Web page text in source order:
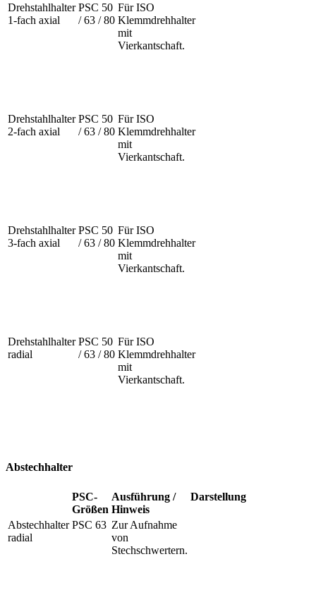
Drehstahlhalter
1-fach axial
PSC 50
/ 63 / 80
Für ISO
Klemmdrehhalter
mit
Vierkantschaft.
Drehstahlhalter
2-fach axial
PSC 50
/ 63 / 80
Für ISO
Klemmdrehhalter
mit
Vierkantschaft.
Drehstahlhalter
3-fach axial
PSC 50
/ 63 / 80
Für ISO
Klemmdrehhalter
mit
Vierkantschaft.
Drehstahlhalter
radial
PSC 50
/ 63 / 80
Für ISO
Klemmdrehhalter
mit
Vierkantschaft.
Abstechhalter
PSC-
Größen
Ausführung /
Hinweis
Darstellung
Abstechhalter
radial
PSC 63 Zur Aufnahme
von
Stechschwertern.